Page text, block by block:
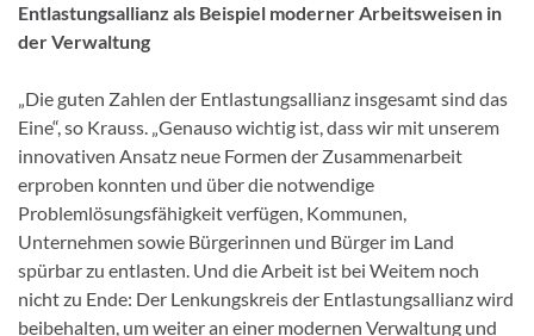
Entlastungsallianz als Beispiel moderner Arbeitsweisen in
der Verwaltung
„Die guten Zahlen der Entlastungsallianz insgesamt sind das
Eine“, so Krauss. „Genauso wichtig ist, dass wir mit unserem
innovativen Ansatz neue Formen der Zusammenarbeit
erproben konnten und über die notwendige
Problemlösungsfähigkeit verfügen, Kommunen,
Unternehmen sowie Bürgerinnen und Bürger im Land
spürbar zu entlasten. Und die Arbeit ist bei Weitem noch
nicht zu Ende: Der Lenkungskreis der Entlastungsallianz wird
beibehalten, um weiter an einer modernen Verwaltung und